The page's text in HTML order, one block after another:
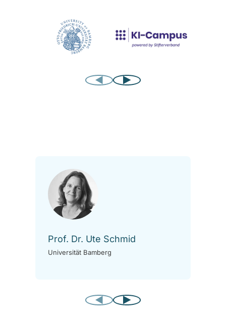
Prof. Dr. Ute Schmid
Universität Bamberg